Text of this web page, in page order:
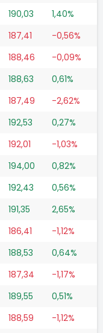
190,03
1,40%
187,41
-0,56%
188,46
-0,09%
188,63
0,61%
187,49
-2,62%
192,53
0,27%
192,01
-1,03%
194,00
0,82%
192,43
0,56%
191,35
2,65%
186,41
-1,12%
188,53
0,64%
187,34
-1,17%
189,55
0,51%
188,59
-1,12%